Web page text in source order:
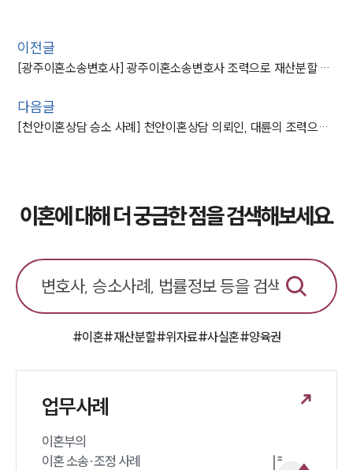
이전글
[광주이혼소송변호사] 광주이혼소송변호사 조력으로 재산분할 막은 의뢰인
다음글
[천안이혼상담 승소 사례] 천안이혼상담 의뢰인, 대륜의 조력으로 양육권 및 양육비 반환 성공해
이혼에 대해 더 궁금한 점을 검색해보세요.
#이혼#재산분할#위자료#사실혼#양육권
업무사례
이혼부의
이혼 소송·조정 사례